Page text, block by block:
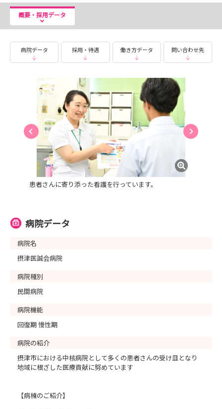
概要・採用データ
病院データ 採用・待遇 働き方データ 問い合わせ先
患者さんに寄り添った看護を行っています。
病院データ
病院名
摂津医誠会病院
病院種別
民間病院
病院機能
回復期 慢性期
病院の紹介
摂津市における中核病院として多くの患者さんの受け皿となり
地域に根ざした医療貢献に努めています
【病棟のご紹介】